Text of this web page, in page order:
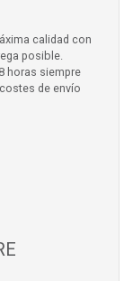
calidad con
posible.
horas siempre
de envío